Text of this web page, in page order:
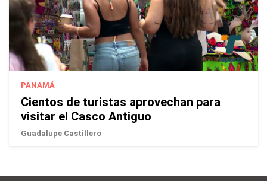
PANAMÁ
Cientos de turistas aprovechan para
visitar el Casco Antiguo
Guadalupe Castillero